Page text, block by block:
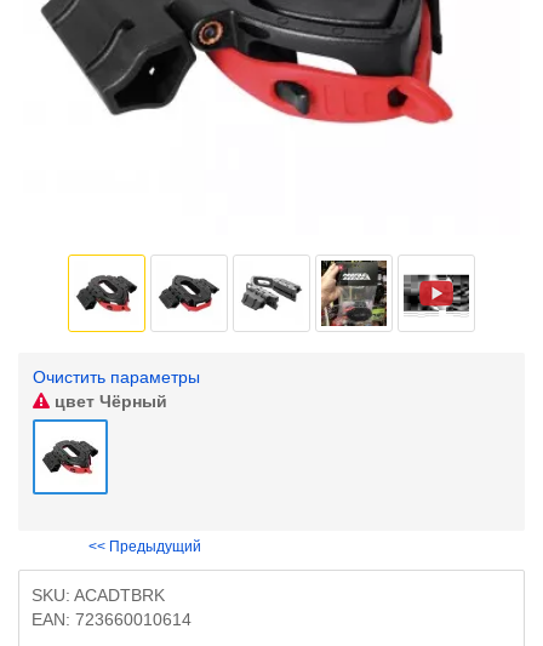
Очистить параметры
цвет Чёрный
<< Предыдущий
SKU: ACADTBRK
EAN: 723660010614